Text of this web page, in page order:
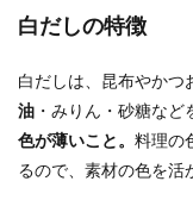
白だしの特徴
白だしは、昆布やかつ
油 ・みりん・砂糖な
色が薄いこと。 料理の
るので、素材の色を活